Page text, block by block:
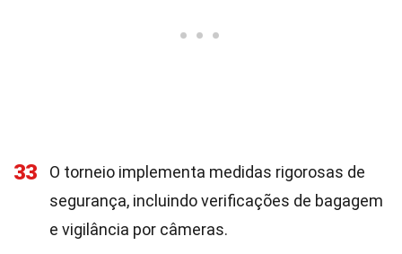
33
O torneio implementa medidas rigorosas de
segurança, incluindo verificações de bagagem
e vigilância por câmeras.